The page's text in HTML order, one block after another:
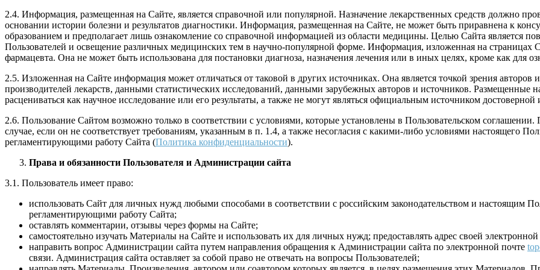
2.4. Информация, размещенная на Сайте, является справочной или популярной. Назначение лекарственных средств должно
основании истории болезни и результатов диагностики. Информация, размещенная на Сайте, не может быть приравнена к
образованием и предполагает лишь ознакомление со справочной информацией из области медицины. Целью Сайта является
Пользователей и освещение различных медицинских тем в научно-популярной форме. Информация, изложенная на страницах
фармацевта. Она не может быть использована для постановки диагноза, назначения лечения или в иных целях, кроме как для
2.5. Изложенная на Сайте информация может отличаться от таковой в других источниках. Она является точкой зрения
производителей лекарств, данными статистических исследований, данными зарубежных авторов и источников. Размещенные
расцениваться как научное исследование или его результаты, а также не могут являться официальным источником
2.6. Пользование Сайтом возможно только в соответствии с условиями, которые установлены в Пользовательском соглашении.
случае, если он не соответствует требованиям, указанным в п. 1.4, а также несогласия с какими-либо условиями настоящего
регламентирующими работу Сайта (Политика конфиденциальности).
Права и обязанности Пользователя и Администрации сайта
3.1. Пользователь имеет право:
использовать Сайт для личных нужд любыми способами в соответствии с российским законодательством и настоящим
регламентирующими работу Сайта;
оставлять комментарии, отзывы через формы на Сайте;
самостоятельно изучать Материалы на Сайте и использовать их для личных нужд; предоставлять адрес своей
направить вопрос Администрации сайта путем направления обращения к Администрации сайта по электронной почте
связи. Администрация сайта оставляет за собой право не отвечать на вопросы Пользователей;